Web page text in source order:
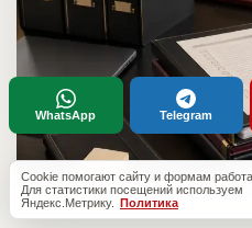
Cookie помогают сайту и формам
Для статистики посещений используем
Яндекс.Метрику. Политика
WhatsApp Telegram